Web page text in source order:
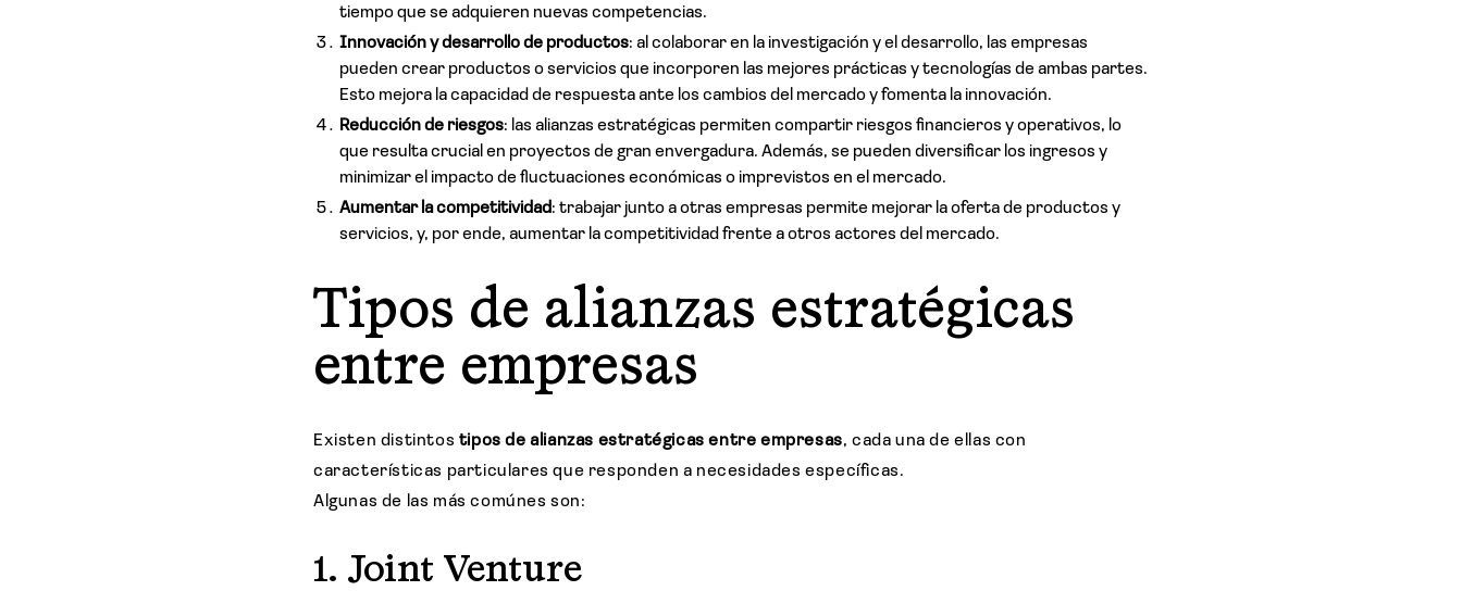
tiempo que se adquieren nuevas competencias.
Innovación y desarrollo de productos: al colaborar en la investigación y el desarrollo, las empresas
pueden crear productos o servicios que incorporen las mejores prácticas y tecnologías de ambas partes.
Esto mejora la capacidad de respuesta ante los cambios del mercado y fomenta la innovación.
Reducción de riesgos: las alianzas estratégicas permiten compartir riesgos financieros y operativos, lo
que resulta crucial en proyectos de gran envergadura. Además, se pueden diversificar los ingresos y
minimizar el impacto de fluctuaciones económicas o imprevistos en el mercado.
Aumentar la competitividad: trabajar junto a otras empresas permite mejorar la oferta de productos y
servicios, y, por ende, aumentar la competitividad frente a otros actores del mercado.
Tipos de alianzas estratégicas
entre empresas
Existen distintos tipos de alianzas estratégicas entre empresas, cada una de ellas con
características particulares que responden a necesidades específicas.
Algunas de las más comúnes son:
1. Joint Venture